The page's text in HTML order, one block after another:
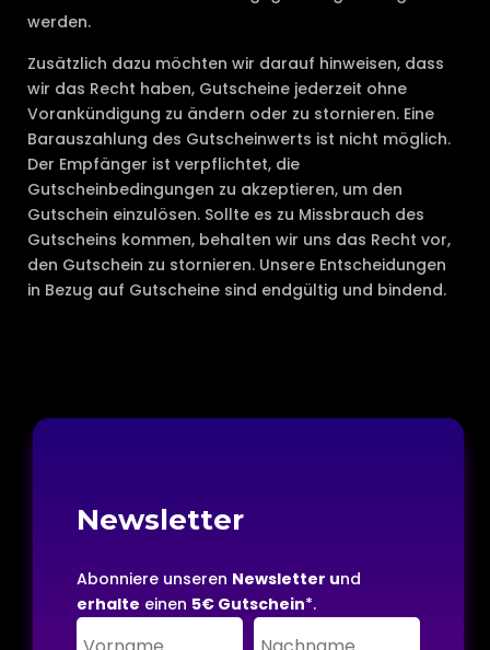
werden.
Zusätzlich dazu möchten wir darauf hinweisen, dass
wir das Recht haben, Gutscheine jederzeit ohne
Vorankündigung zu ändern oder zu stornieren. Eine
Barauszahlung des Gutscheinwerts ist nicht möglich.
Der Empfänger ist verpflichtet, die
Gutscheinbedingungen zu akzeptieren, um den
Gutschein einzulösen. Sollte es zu Missbrauch des
Gutscheins kommen, behalten wir uns das Recht vor,
den Gutschein zu stornieren. Unsere Entscheidungen
in Bezug auf Gutscheine sind endgültig und bindend.
Newsletter
Abonniere unseren Newsletter und
erhalte einen 5€ Gutschein*.